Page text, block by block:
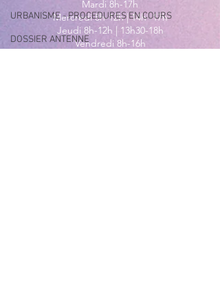
URBANISME - PROCEDURES EN COURS
DOSSIER ANTENNE
Mardi 8h-17h
Mercredi 8h-12h | 14h -17h
Jeudi 8h-12h | 13h30-18h
Vendredi 8h-16h